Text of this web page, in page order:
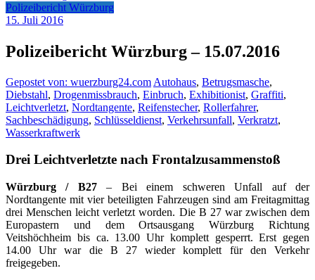
Polizeibericht Würzburg
15. Juli 2016
Polizeibericht Würzburg – 15.07.2016
Gepostet von: wuerzburg24.com Autohaus, Betrugsmasche,
Diebstahl, Drogenmissbrauch, Einbruch, Exhibitionist, Graffiti,
Leichtverletzt, Nordtangente, Reifenstecher, Rollerfahrer,
Sachbeschädigung, Schlüsseldienst, Verkehrsunfall, Verkratzt,
Wasserkraftwerk
Drei Leichtverletzte nach Frontalzusammenstoß
Würzburg / B27– Bei einem schweren Unfall auf der
Nordtangente mit vier beteiligten Fahrzeugen sind am Freitagmittag
drei Menschen leicht verletzt worden. Die B 27 war zwischen dem
Europastern und dem Ortsausgang Würzburg Richtung
Veitshöchheim bis ca. 13.00 Uhr komplett gesperrt. Erst gegen
14.00 Uhr war die B 27 wieder komplett für den Verkehr
freigegeben.